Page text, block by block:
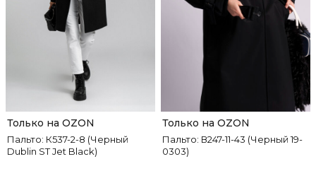
Пальто: К537-2-8 (Черный
Dublin ST Jet Black)
Только на OZON
Пальто: В247-11-43 (Черный 19-
0303)
Только на OZON